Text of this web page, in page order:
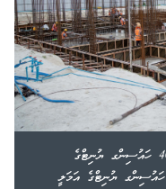
ކުޅުދުއްފުށީގައި އަޅަން ފަށައި ހުއްޓިފައިވާ ހުރި 400 ހައުސިންގ ޔުނިޓްގެ
މަސައްކަތާއެކު ރައީސްގެ ވައުދުގައި ހިމެނޭ 2000 ހައުސިންގ ޔުނިޓްގެ އަމަލީ